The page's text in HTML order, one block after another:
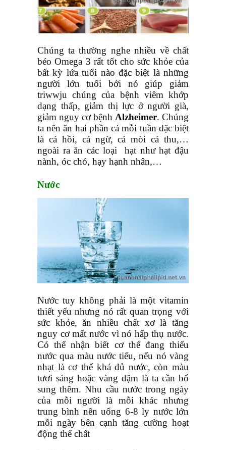
Chúng ta thường nghe nhiều về chất
béo Omega 3 rất tốt cho sức khỏe của
bất kỳ lứa tuổi nào đặc biệt là những
người lớn tuổi bởi nó giúp giảm
triwwju chúng của bệnh viêm khớp
dạng thấp, giảm thị lực ở người già,
giảm nguy cơ bệnh Alzheimer. Chúng
ta nên ăn hai phần cá mỗi tuần đặc biệt
là cá hồi, cá ngừ, cá mòi cá thu,…
ngoài ra ăn các loại hạt như hạt đậu
nành, óc chó, hạy hạnh nhân,…
Nước
Nước tuy không phải là một vitamin
thiết yếu nhưng nó rất quan trọng với
sức khỏe, ăn nhiều chất xơ là tăng
nguy cơ mất nước vì nó hấp thụ nước.
Có thể nhận biết cơ thể đang thiếu
nước qua màu nước tiểu, nếu nó vàng
nhạt là cơ thể khá đủ nước, còn màu
tươi sáng hoặc vàng đậm là ta cần bổ
sung thêm. Nhu cầu nước trong ngày
của mỗi người là mỗi khác nhưng
trung bình nên uống 6-8 ly nước lớn
mỗi ngày bên cạnh tăng cường hoạt
động thể chất